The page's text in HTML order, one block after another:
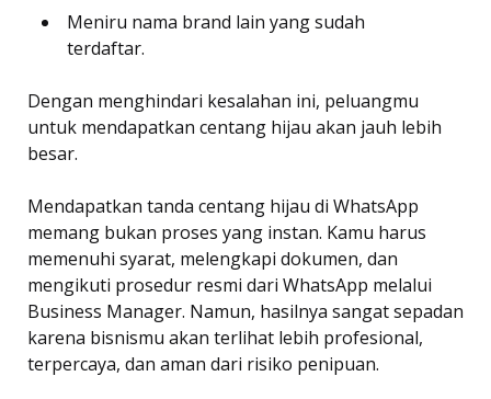
Meniru nama brand lain yang sudah
terdaftar.
Dengan menghindari kesalahan ini, peluangmu
untuk mendapatkan centang hijau akan jauh lebih
besar.
Mendapatkan tanda centang hijau di WhatsApp
memang bukan proses yang instan. Kamu harus
memenuhi syarat, melengkapi dokumen, dan
mengikuti prosedur resmi dari WhatsApp melalui
Business Manager. Namun, hasilnya sangat sepadan
karena bisnismu akan terlihat lebih profesional,
terpercaya, dan aman dari risiko penipuan.